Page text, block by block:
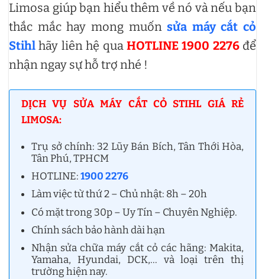
Limosa giúp bạn hiểu thêm về nó và nếu bạn
thắc mắc hay mong muốnsửa máy cắt cỏ
Stihl hãy liên hệ qua HOTLINE 1900 2276để
nhận ngay sự hỗ trợ nhé !
DỊCH VỤ SỬA MÁY CẮT CỎ STIHL GIÁ RẺ
LIMOSA:
Trụ sở chính: 32 Lũy Bán Bích, Tân Thới Hòa,
Tân Phú, TPHCM
HOTLINE:1900 2276
Làm việc từ thứ 2 – Chủ nhật: 8h – 20h
Có mặt trong 30p – Uy Tín – Chuyên Nghiệp.
Chính sách bảo hành dài hạn
Nhận sửa chữa máy cắt cỏ các hãng: Makita,
Yamaha, Hyundai, DCK,… và loại trên thị
trường hiện nay.